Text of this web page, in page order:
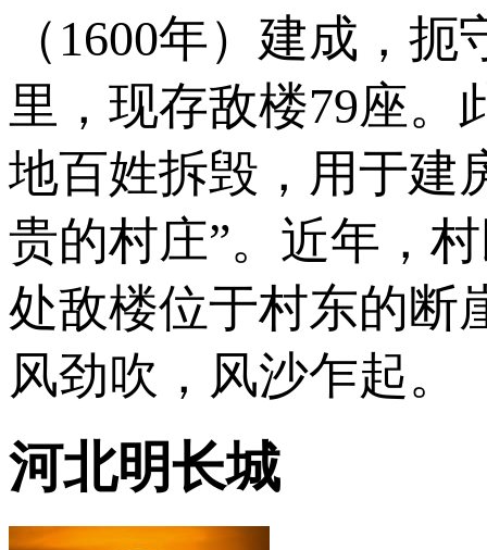
（1600年）建成，
里，现存敌楼79座
地百姓拆毁，用于建
贵的村庄”。近年，
处敌楼位于村东的断
风劲吹，风沙乍起。
河北明长城